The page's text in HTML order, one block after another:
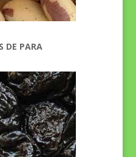
DE PARA